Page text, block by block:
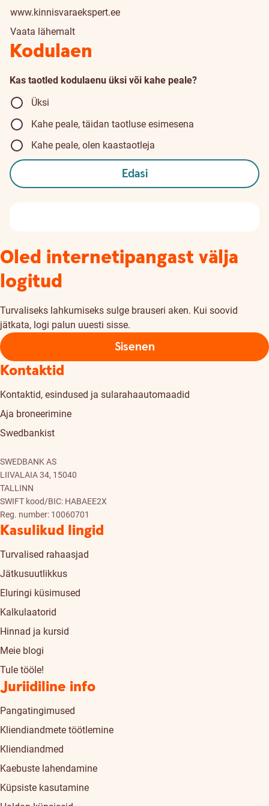
www.kinnisvaraekspert.ee
Vaata lähemalt
Kodulaen
Kas taotled kodulaenu üksi või kahe peale?
Üksi
Kahe peale, täidan taotluse esimesena
Kahe peale, olen kaastaotleja
Edasi
Oled internetipangast välja
logitud
Turvaliseks lahkumiseks sulge brauseri aken. Kui soovid
jätkata, logi palun uuesti sisse.
Sisenen
Kontaktid
Kontaktid, esindused ja sularahaautomaadid
Aja broneerimine
Swedbankist
SWEDBANK AS
LIIVALAIA 34, 15040
TALLINN
SWIFT kood/BIC: HABAEE2X
Reg. number: 10060701
Kasulikud lingid
Turvalised rahaasjad
Jätkusuutlikkus
Eluringi küsimused
Kalkulaatorid
Hinnad ja kursid
Meie blogi
Tule tööle!
Juriidiline info
Pangatingimused
Kliendiandmete töötlemine
Kliendiandmed
Kaebuste lahendamine
Küpsiste kasutamine